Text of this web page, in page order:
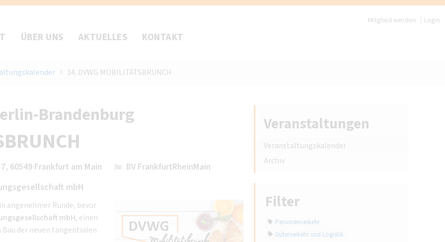
Mitglied werden Login
ÜBER UNS AKTUELLES KONTAKT
14. DVWG MOBILITÄTSBRUNCH
Brandenburg
60549 Frankfurt am Main
BV FrankfurtRheinMain
mbH
angenehmer Runde, bevor
mbH, einen
der neuen tangentialen
Veranstaltungen
Veranstaltungskalender
Archiv
Filter
Personenverkehr
Güterverkehr und Logistik